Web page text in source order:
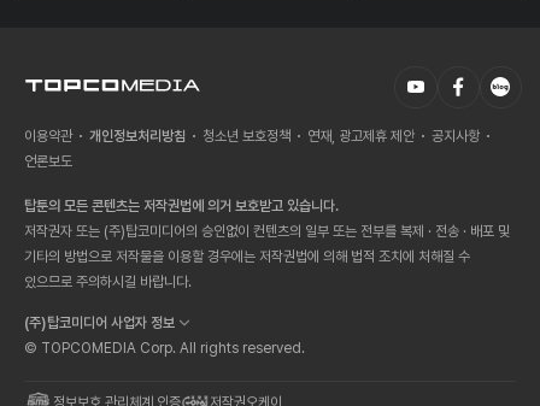
이용약관 개인정보처리방침 청소년 보호정책 연재, 광고제휴 제안
공지사항
언론보도
탑툰의 모든 콘텐츠는 저작권법에 의거 보호받고 있습니다.
저작권자 또는 (주)탑코미디어의 승인없이 컨텐츠의 일부 또는 전부를 복제 · 전송 · 배포 및
기타의 방법으로 저작물을 이용할 경우에는 저작권법에 의해 법적 조치에 처해질 수
있으므로 주의하시길 바랍니다.
(주)탑코미디어 사업자 정보
© TOPCOMEDIA Corp. All rights reserved.
정보보호 관리체계 인증 저작권오케이